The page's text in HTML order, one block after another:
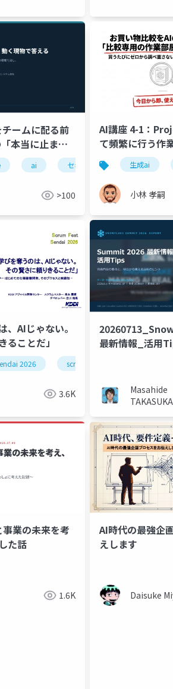
会場
ームに配る前
本当に止まる
で答える
ai セキュリティ チーム開発
>100
AI講座 4-1：
て頻繁に行う作
生成ai
小林 孝嗣
、AIじゃない。
ることだ」
2026 scrum
3.6K
最新情報_活用
Masahide
TAKASUKA
業の未来を考
た話
1.6K
AI時代の最強企
えします
Daisuke